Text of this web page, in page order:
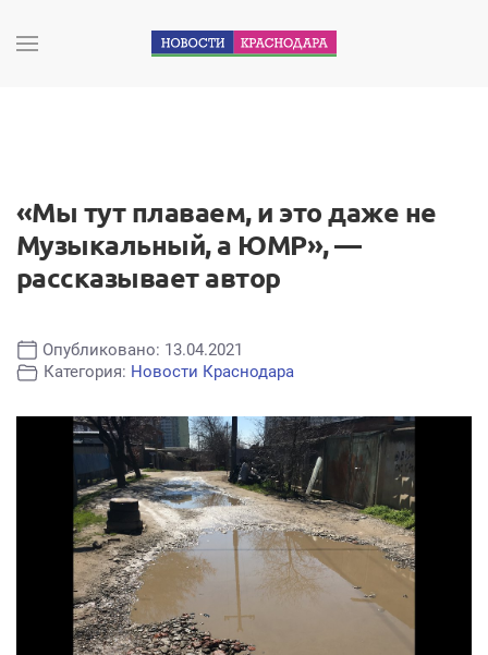
«Мы тут плаваем, и это даже не
Музыкальный, а ЮМР», —
рассказывает автор
Опубликовано: 13.04.2021
Категория: Новости Краснодара